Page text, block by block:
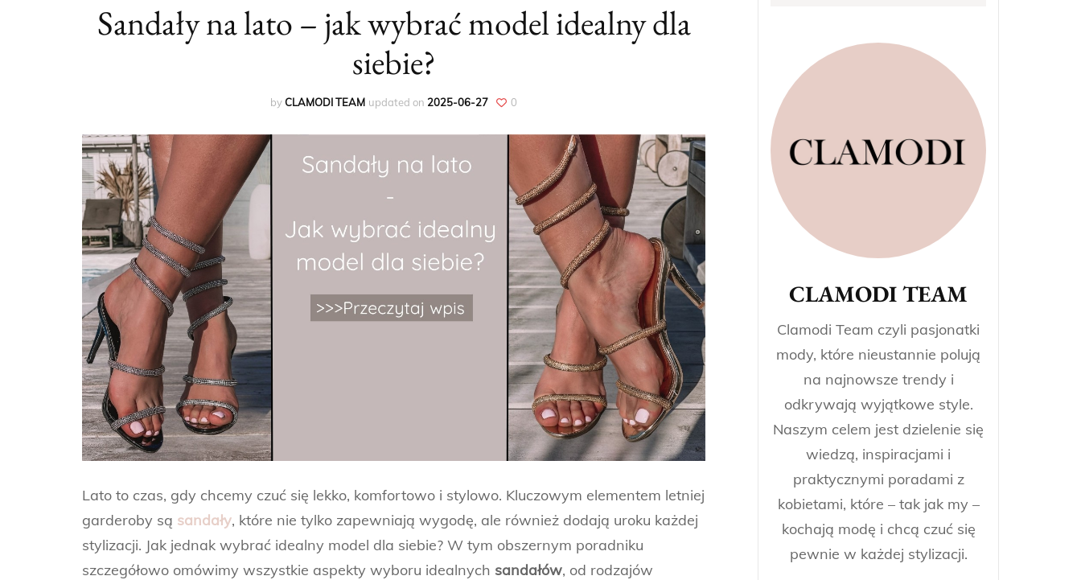
PORADY
WIOSNA
LATO
JESIEŃ
ZIMA
Sandały na lato – jak wybrać model idealny dla
siebie?
byCLAMODI TEAM updated on 2025-06-27 0
Lato to czas, gdy chcemy czuć się lekko, komfortowo i stylowo. Kluczowym elementem letniej
garderoby są sandały, które nie tylko zapewniają wygodę, ale również dodają uroku każdej
stylizacji. Jak jednak wybrać idealny model dla siebie? W tym obszernym poradniku
szczegółowo omówimy wszystkie aspekty wyboru idealnych sandałów, od rodzajów
CLAMODI TEAM
Clamodi Team czyli pasjonatki
mody, które nieustannie polują
na najnowsze trendy i
odkrywają wyjątkowe style.
Naszym celem jest dzielenie się
wiedzą, inspiracjami i
praktycznymi poradami z
kobietami, które – tak jak my –
kochają modę i chcą czuć się
pewnie w każdej stylizacji.